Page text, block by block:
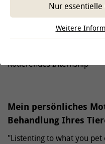
MELISSA
Rotierendes Internship
Mein persönliches
Behandlung Ihres
"Listenting to what you pet
Nur
Weitere